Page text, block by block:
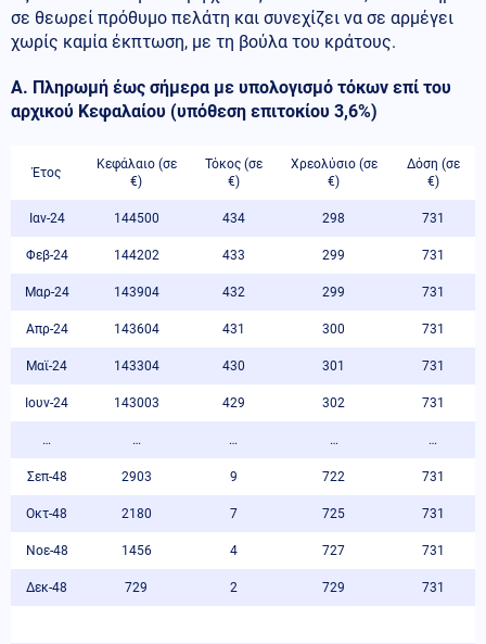
σε θεωρεί πρόθυμο πελάτη και συνεχίζει να σε αρμέγει
χωρίς καμία έκπτωση, με τη βούλα του κράτους.
Α. Πληρωμή έως σήμερα με υπολογισμό τόκων επί του
αρχικού Κεφαλαίου (υπόθεση επιτοκίου 3,6%)
Έτος
Κεφάλαιο (σε
€)
Τόκος (σε
€)
Χρεολύσιο (σε
€)
Δόση (σε
€)
Ιαν-24 144500 434 298 731
Φεβ-24 144202 433 299 731
Μαρ-24 143904 432 299 731
Απρ-24 143604 431 300 731
Μαϊ-24 143304 430 301 731
Ιουν-24 143003 429 302 731
… … … … …
Σεπ-48 2903 9 722 731
Οκτ-48 2180 7 725 731
Νοε-48 1456 4 727 731
Δεκ-48 729 2 729 731